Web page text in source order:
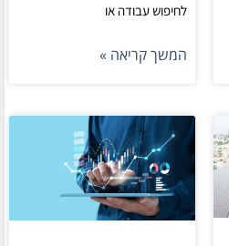
לחיפוש עבודה או
המשך קריאה »